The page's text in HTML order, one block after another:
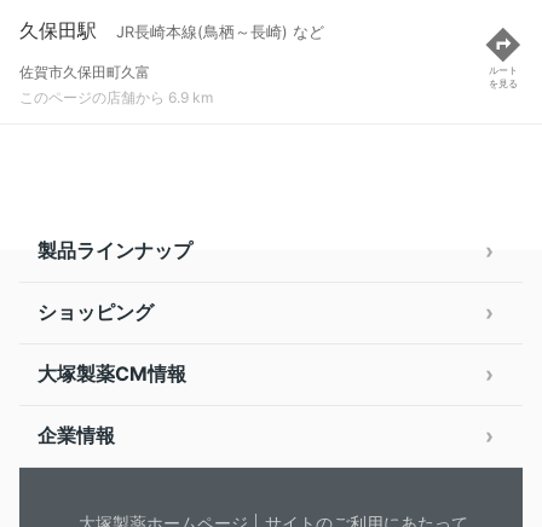
久保田駅 JR長崎本線(鳥栖～長崎) など
佐賀市久保田町久富
このページの店舗から 6.9 km
ルート
を見る
製品ラインナップ
ショッピング
大塚製薬CM情報
企業情報